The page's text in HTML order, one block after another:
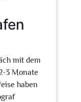
mit dem
3 Monate
haben